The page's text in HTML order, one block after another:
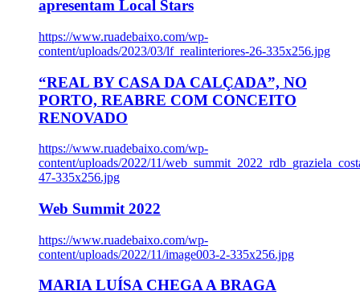
apresentam Local Stars
https://www.ruadebaixo.com/wp-
content/uploads/2023/03/lf_realinteriores-26-335x256.jpg
“REAL BY CASA DA CALÇADA”, NO
PORTO, REABRE COM CONCEITO
RENOVADO
https://www.ruadebaixo.com/wp-
content/uploads/2022/11/
47-335x256.jpg
Web Summit 2022
https://www.ruadebaixo.com/wp-
content/uploads/2022/11/image003-2-335x256.jpg
MARIA LUÍSA CHEGA A BRAGA